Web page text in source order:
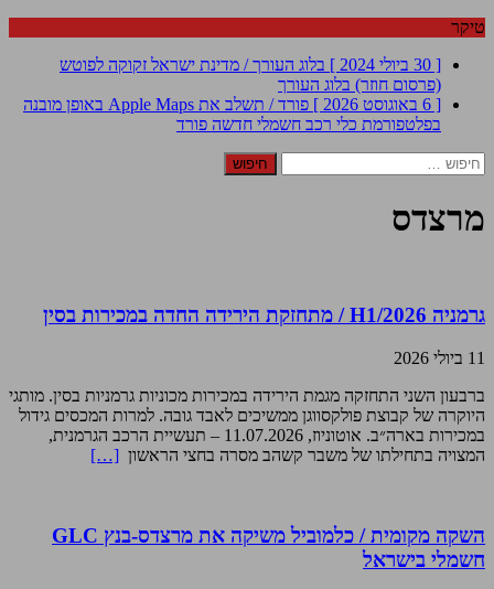
טיקר
[ 30 ביולי 2024 ]
בלוג העורך / מדינת ישראל זקוקה לפוטש
(פרסום חוזר) בלוג העורך
[ 6 באוגוסט 2026 ]
פורד / תשלב את Apple Maps באופן מובנה
בפלטפורמת כלי רכב חשמלי חדשה פורד
חיפוש:
מרצדס
גרמניה H1/2026 / מתחזקת הירידה החדה במכירות בסין
11 ביולי 2026
ברבעון השני התחזקה מגמת הירידה במכירות מכוניות גרמניות בסין. מותגי
היוקרה של קבוצת פולקסווגן ממשיכים לאבד גובה. למרות המכסים גידול
במכירות בארה״ב. אוטוניוז, 11.07.2026 – תעשיית הרכב הגרמנית,
המצויה בתחילתו של משבר קשהב מסרה בחצי הראשון […]
השקה מקומית / כלמוביל משיקה את מרצדס-בנץ GLC
חשמלי בישראל